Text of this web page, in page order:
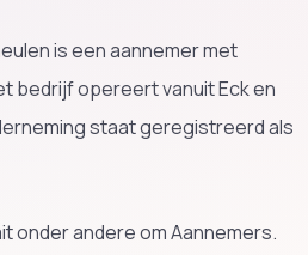
is een aannemer met
bedrijf opereert vanuit Eck en
staat geregistreerd als
onder andere om Aannemers.